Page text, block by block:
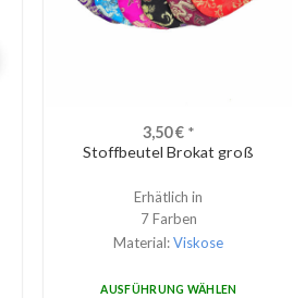
3,50€*
Stoffbeutel Brokat groß
Erhätlich in
7 Farben
Material:Viskose
AUSFÜHRUNG WÄHLEN